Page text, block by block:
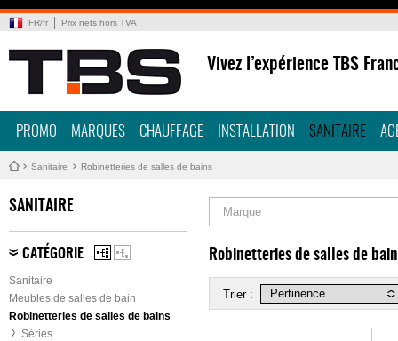
FR/fr Prix nets hors TVA
Vivez l’expérience TBS
PROMO MARQUES CHAUFFAGE INSTALLATION SANITAIRE
Sanitaire Robinetteries de salles de bains
SANITAIRE
CATÉGORIE
Sanitaire
Meubles de salles de bain
Robinetteries de salles de bains
Séries
Marque
Robinetteries de salles de
Trier :